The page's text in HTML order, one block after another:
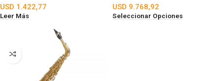
USD 1.422,77
Leer Más
USD 9.768,92
Seleccionar Opciones